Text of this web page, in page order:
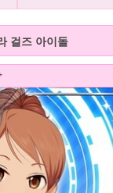
걸즈 아이돌